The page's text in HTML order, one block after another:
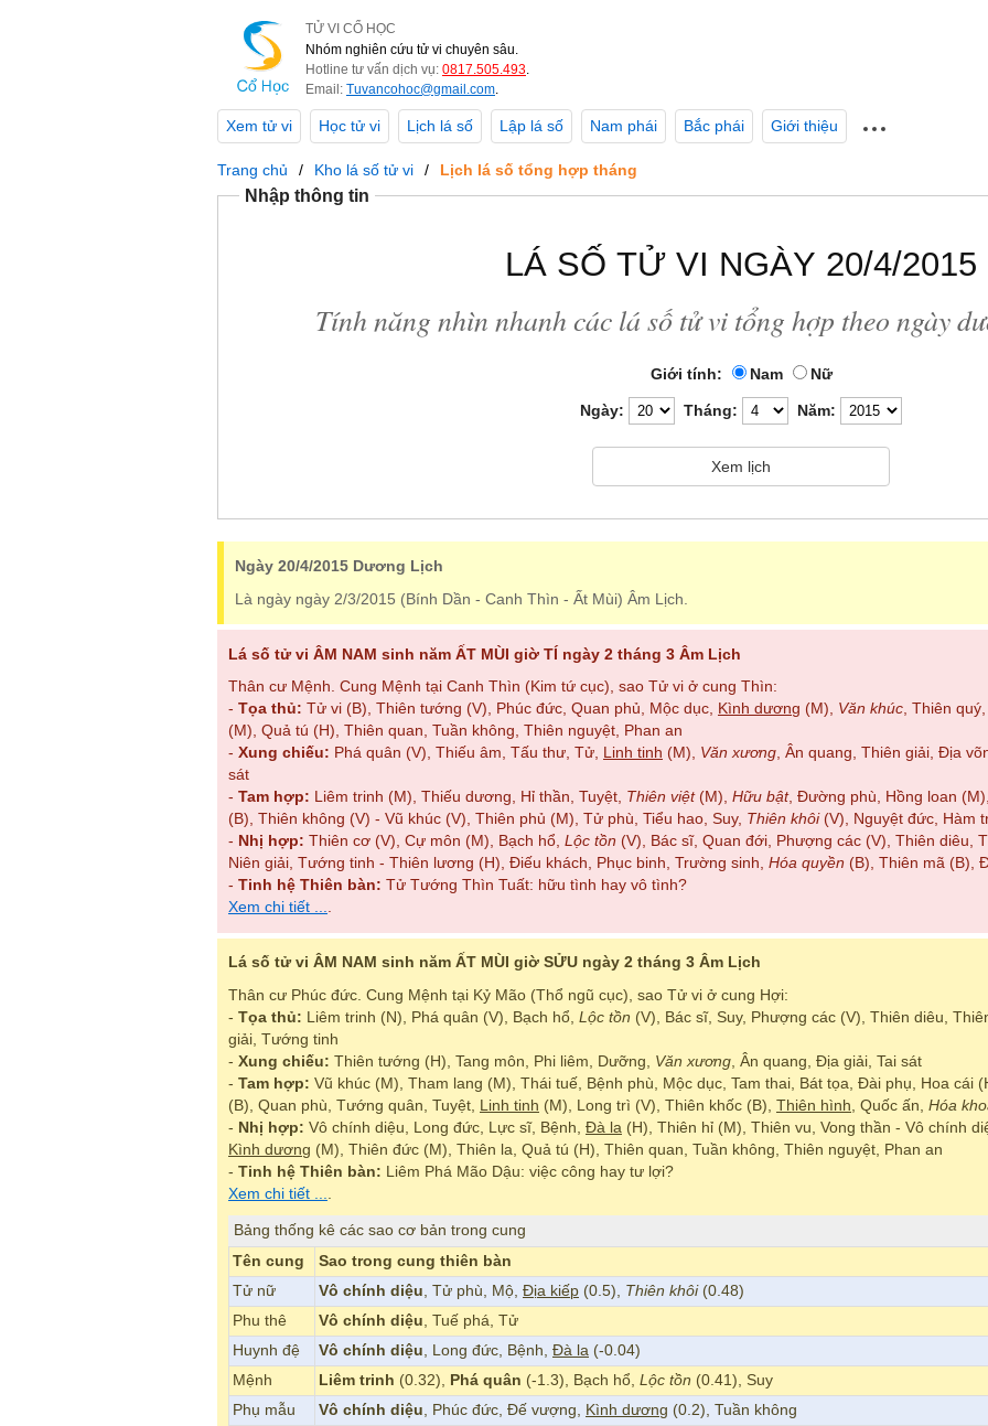
TỬ VI CỔ HỌC
Nhóm nghiên cứu tử vi chuyên sâu.
Hotline tư vấn dịch vụ: 0817.505.493.
Email: Tuvancohoc@gmail.com.
Xem tử vi Học tử vi Lịch lá số Lập lá số Nam phái Bắc phái Giới thiệu
Trang chủ Kho lá số tử vi Lịch lá số tổng hợp tháng
Nhập thông tin
LÁ SỐ TỬ VI NGÀY 20/4/2015
Tính năng nhìn nhanh các lá số tử vi tổng hợp theo ngày
Giới tính: Nam Nữ
Ngày: Tháng: Năm:
Ngày 20/4/2015 Dương Lịch
Là ngày ngày 2/3/2015 (Bính Dần - Canh Thìn - Ất Mùi) Âm Lịch.
Lá số tử vi ÂM NAM sinh năm ẤT MÙI giờ TÍ ngày 2 tháng 3 Âm Lịch
Thân cư Mệnh. Cung Mệnh tại Canh Thìn (Kim tứ cục), sao Tử vi ở cung Thìn:
- Tọa thủ: Tử vi (B), Thiên tướng (V), Phúc đức, Quan phủ, Mộc dục, Kình dương (M), Văn khúc, Thiên
(M), Quả tú (H), Thiên quan, Tuần không, Thiên nguyệt, Phan an
- Xung chiếu: Phá quân (V), Thiếu âm, Tấu thư, Tử, Linh tinh (M), Văn xương, Ân quang, Thiên giải, Địa
sát
- Tam hợp: Liêm trinh (M), Thiếu dương, Hỉ thần, Tuyệt, Thiên việt(M), Hữu bật, Đường phù, Hồng loan
(B), Thiên không (V) - Vũ khúc (V), Thiên phủ (M), Tử phù, Tiểu hao, Suy, Thiên khôi(V), Nguyệt đức, Hàm
- Nhị hợp: Thiên cơ (V), Cự môn (M), Bạch hổ, Lộc tồn (V), Bác sĩ, Quan đới, Phượng các (V), Thiên diêu,
Niên giải, Tướng tinh - Thiên lương (H), Điếu khách, Phục binh, Trường sinh, Hóa quyền (B), Thiên mã (B),
- Tinh hệ Thiên bàn: Tử Tướng Thìn Tuất: hữu tình hay vô tình?
Xem chi tiết ....
Lá số tử vi ÂM NAM sinh năm ẤT MÙI giờ SỬU ngày 2 tháng 3 Âm Lịch
Thân cư Phúc đức. Cung Mệnh tại Kỷ Mão (Thổ ngũ cục), sao Tử vi ở cung Hợi:
- Tọa thủ: Liêm trinh (N), Phá quân (V), Bạch hổ, Lộc tồn (V), Bác sĩ, Suy, Phượng các (V), Thiên diêu,
giải, Tướng tinh
- Xung chiếu: Thiên tướng (H), Tang môn, Phi liêm, Dưỡng, Văn xương , Ân quang, Địa giải, Tai sát
- Tam hợp: Vũ khúc (M), Tham lang (M), Thái tuế, Bệnh phù, Mộc dục, Tam thai, Bát tọa, Đài phụ, Hoa cái
(B), Quan phù, Tướng quân, Tuyệt, Linh tinh (M), Long trì (V), Thiên khốc (B), Thiên hình , Quốc ấn, Hóa
- Nhị hợp: Vô chính diệu, Long đức, Lực sĩ, Bệnh, Đà la (H), Thiên hỉ (M), Thiên vu, Vong thần - Vô chính
Kình dương (M), Thiên đức (M), Thiên la, Quả tú (H), Thiên quan, Tuần không, Thiên nguyệt, Phan an
- Tinh hệ Thiên bàn: Liêm Phá Mão Dậu: việc công hay tư lợi?
Xem chi tiết ...
Bảng thống kê các sao cơ bản trong cung
Tên cung
Sao trong cung thiên bàn
Tử nữ
Vô chính diệu, Tử phù, Mộ, Địa kiếp (0.5), Thiên khôi(0.48)
Phu thê
Vô chính diệu, Tuế phá, Tử
Huynh đệ
Vô chính diệu, Long đức, Bệnh, Đà la (-0.04)
Mệnh
Liêm trinh (0.32), Phá quân (-1.3), Bạch hổ, Lộc tồn (0.41), Suy
Phụ mẫu
Vô chính diệu, Phúc đức, Đế vượng, Kình dương (0.2), Tuần không